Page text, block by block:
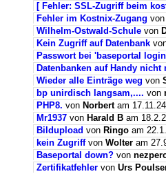
[ Fehler: SSL-Zugriff beim
Fehler im Kostnix-Zugang von
Wilhelm-Ostwald-Schule von
Kein Zugriff auf Datenbank
Passwort bei 'baseportal
Datenbanken auf Handy
Wieder alle Einträge weg von
bp unirdisch langsam,.... von
PHP8. von Norbertam
Mr1937 von Harald B am
Bildupload von Ringo am
kein Zugriffvon Wolter am
Baseportal down? von
Zertifikatfehler von Urs